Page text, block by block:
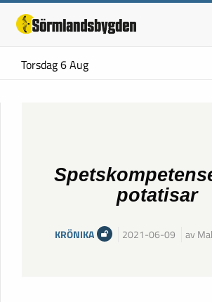
Torsdag 6 Aug
potatisar
KRÖNIKA 2021-06-09 av